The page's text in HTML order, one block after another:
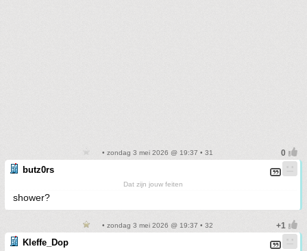
• zondag 3 mei 2026 @ 19:37 • 31
butz0rs
Dat zijn jouw feiten
shower?
• zondag 3 mei 2026 @ 19:37 • 32
Kleffe_Dop